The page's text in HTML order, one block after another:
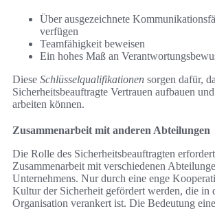
Über ausgezeichnete
verfügen
Teamfähigkeit beweisen
Ein hohes Maß an
Diese Schlüsselqualifikationen sorgen dafür,
Sicherheitsbeauftragte Vertrauen aufbauen
arbeiten können.
Zusammenarbeit mit anderen Abteilungen
Die Rolle des Sicherheitsbeauftragten
Zusammenarbeit mit verschiedenen
Unternehmens. Nur durch eine enge
Kultur der Sicherheit gefördert werden, die in
Organisation verankert ist. Die Bedeutung